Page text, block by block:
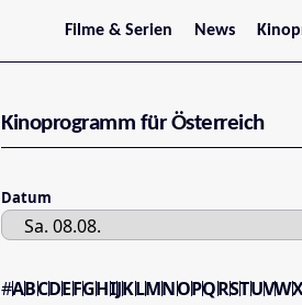
Filme & Serien
Trailer
Serienarchiv
News
Stars
Jetzt
Kinoprogramm für Österreich
Datum
#ABCDEFGHIJKLMNOPQRSTUVW